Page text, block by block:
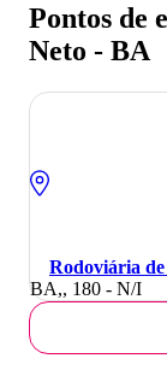
Pontos de
Neto - BA
Rodoviária
BA,, 180 - N/I